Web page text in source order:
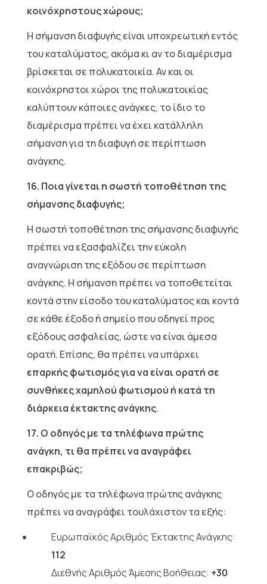
κοινόχρηστους χώρους;
Η σήμανση διαφυγής είναι υποχρεωτική εντός
του καταλύματος, ακόμα κι αν το διαμέρισμα
βρίσκεται σε πολυκατοικία. Αν και οι
κοινόχρηστοι χώροι της πολυκατοικίας
καλύπτουν κάποιες ανάγκες, το ίδιο το
διαμέρισμα πρέπει να έχει κατάλληλη
σήμανση για τη διαφυγή σε περίπτωση
ανάγκης.
16. Ποια γίνεται η σωστή τοποθέτηση της
σήμανσης διαφυγής;
Η σωστή τοποθέτηση της σήμανσης διαφυγής
πρέπει να εξασφαλίζει την εύκολη
αναγνώριση της εξόδου σε περίπτωση
ανάγκης. Η σήμανση πρέπει να τοποθετείται
κοντά στην είσοδο του καταλύματος και κοντά
σε κάθε έξοδο ή σημείο που οδηγεί προς
εξόδους ασφαλείας, ώστε να είναι άμεσα
ορατή. Επίσης, θα πρέπει να υπάρχει
επαρκής φωτισμός για να είναι ορατή σε
συνθήκες χαμηλού φωτισμού ή κατά τη
διάρκεια έκτακτης ανάγκης.
17. Ο οδηγός με τα τηλέφωνα πρώτης
ανάγκη, τι θα πρέπει να αναγράφει
επακριβώς;
Ο οδηγός με τα τηλέφωνα πρώτης ανάγκης
πρέπει να αναγράφει τουλάχιστον τα εξής:
Ευρωπαϊκός Αριθμός Έκτακτης Ανάγκης:
112
Διεθνής Αριθμός Άμεσης Βοήθειας: +30